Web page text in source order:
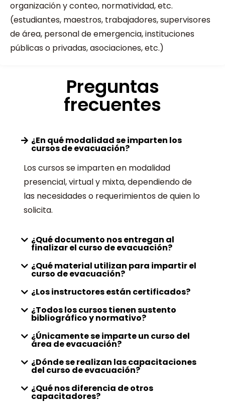
organización y conteo, normatividad, etc.
(estudiantes, maestros, trabajadores, supervisores
de área, personal de emergencia, instituciones
públicas o privadas, asociaciones, etc.)
Preguntas
frecuentes
¿En qué modalidad se imparten los
cursos de evacuación?
Los cursos se imparten en modalidad
presencial, virtual y mixta, dependiendo de
las necesidades o requerimientos de quien lo
solicita.
¿Qué documento nos entregan al
finalizar el curso de evacuación?
¿Qué material utilizan para impartir el
curso de evacuación?
¿Los instructores están certificados?
¿Todos los cursos tienen sustento
bibliográfico y normativo?
¿Únicamente se imparte un curso del
área de evacuación?
¿Dónde se realizan las capacitaciones
del curso de evacuación?
¿Qué nos diferencia de otros
capacitadores?